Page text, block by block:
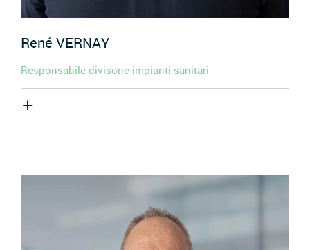
René VERNAY
Responsabile divisone impianti sanitari